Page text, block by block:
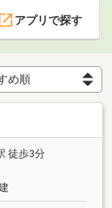
アプリで探す
徒歩3分